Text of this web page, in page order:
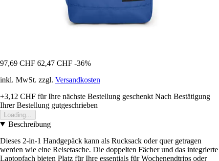
97,69 CHF 62,47 CHF -36%
inkl. MwSt. zzgl. Versandkosten
+3,12 CHF für Ihre nächste Bestellung geschenkt Nach Bestätigung
Ihrer Bestellung gutgeschrieben
Loading...
Beschreibung
Dieses 2-in-1 Handgepäck kann als Rucksack oder quer getragen
werden wie eine Reisetasche. Die doppelten Fächer und das integrierte
Laptopfach bieten Platz für Ihre essentials für Wochenendtrips oder